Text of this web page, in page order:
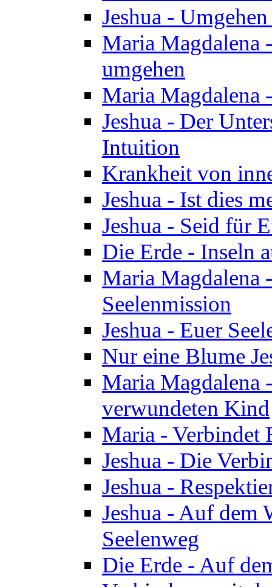
Jeshua -
Maria Magdalena
umgehen
Maria Magdalena
Jeshua - Der
Intuition
Krankheit von
Jeshua - Ist dies
Jeshua - Seid für
Die Erde - Inseln
Maria Magdalena
Seelenmission
Jeshua - Euer
Nur eine Blume
Maria Magdalena
verwundeten Kind
Maria - Verbindet
Jeshua - Die
Jeshua -
Jeshua - Auf dem
Seelenweg
Die Erde - Auf